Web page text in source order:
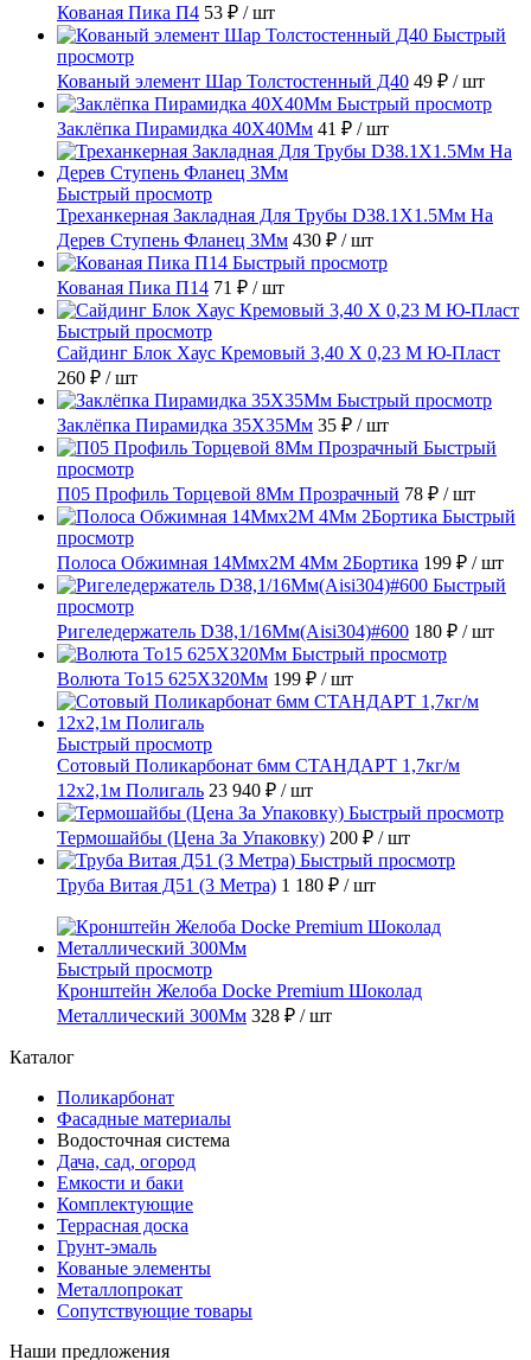
Кованая Пика П4 53 ₽ / шт
Быстрый
просмотр
Кованый элемент Шар Толстостенный Д40 49 ₽ / шт
Быстрый просмотр
Заклёпка Пирамидка 40X40Мм 41 ₽ / шт
Быстрый просмотр
Треханкерная Закладная Для Трубы D38.1Х1.5Мм На
Дерев Ступень Фланец 3Мм 430 ₽ / шт
Быстрый просмотр
Кованая Пика П14 71 ₽ / шт
Быстрый просмотр
Сайдинг Блок Хаус Кремовый 3,40 Х 0,23 М Ю-Пласт
260 ₽ / шт
Быстрый просмотр
Заклёпка Пирамидка 35X35Мм 35 ₽ / шт
Быстрый
просмотр
П05 Профиль Торцевой 8Мм Прозрачный 78 ₽ / шт
Быстрый
просмотр
Полоса Обжимная 14Ммх2М 4Мм 2Бортика 199 ₽ / шт
Быстрый
просмотр
Ригеледержатель D38,1/16Мм(Aisi304)#600 180 ₽ / шт
Быстрый просмотр
Волюта То15 625X320Мм 199 ₽ / шт
Быстрый просмотр
Сотовый Поликарбонат 6мм СТАНДАРТ 1,7кг/м
12х2,1м Полигаль 23 940 ₽ / шт
Быстрый просмотр
Термошайбы (Цена За Упаковку) 200 ₽ / шт
Быстрый просмотр
Труба Витая Д51 (3 Метра) 1 180 ₽ / шт
Быстрый просмотр
Кронштейн Желоба Docke Premium Шоколад
Металлический 300Мм 328 ₽ / шт
Каталог
Поликарбонат
Фасадные материалы
Водосточная система
Дача, сад, огород
Емкости и баки
Комплектующие
Террасная доска
Грунт-эмаль
Кованые элементы
Металлопрокат
Сопутствующие товары
Наши предложения